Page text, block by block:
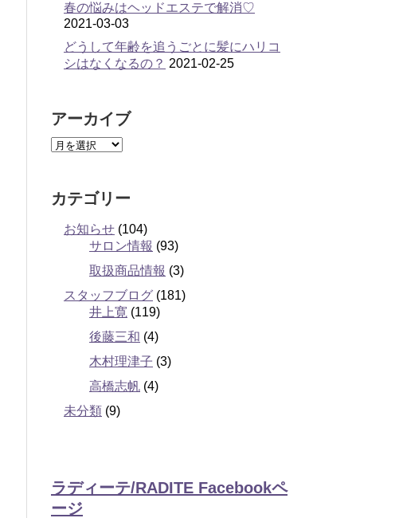
春の悩みはヘッドエステで解消♡
2021-03-03
どうして年齢を追うごとに髪にハリコ
シはなくなるの？ 2021-02-25
アーカイブ
カテゴリー
お知らせ (104)
サロン情報 (93)
取扱商品情報 (3)
スタッフブログ (181)
井上寛 (119)
後藤三和 (4)
木村理津子 (3)
高橋志帆 (4)
未分類 (9)
ラディーテ/RADITE Facebookペ
ージ